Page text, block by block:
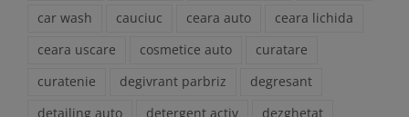
car wash
cauciuc ceara auto
ceara lichida
ceara uscare
cosmetice auto
curatare
curatenie
degivrant parbriz
degresant
detailing auto
detergent activ
dezghetat